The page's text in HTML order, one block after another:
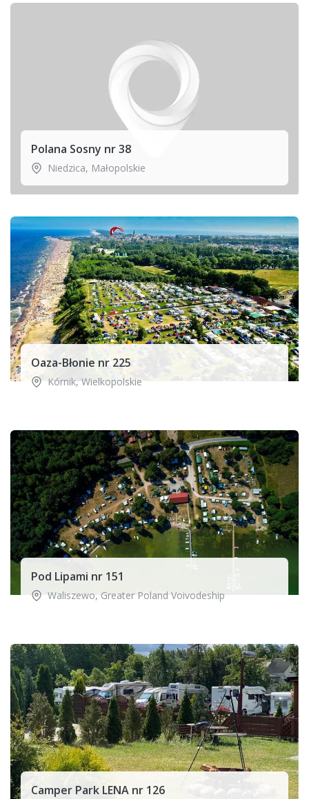
Polana Sosny nr 38
Niedzica, Małopolskie
Oaza-Błonie nr 225
Kórnik,Wielkopolskie
Pod Lipami nr 151
Waliszewo, Greater Poland Voivodeship
Camper Park LENA nr 126